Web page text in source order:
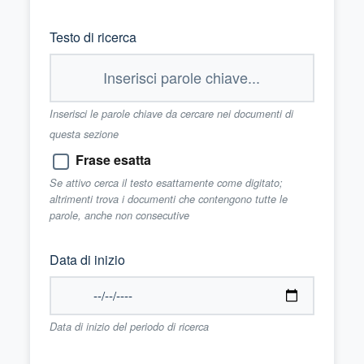
Testo di ricerca
Inserisci le parole chiave da cercare nei documenti di
questa sezione
Frase esatta
Se attivo cerca il testo esattamente come digitato;
altrimenti trova i documenti che contengono tutte le
parole, anche non consecutive
Data di inizio
Data di inizio del periodo di ricerca